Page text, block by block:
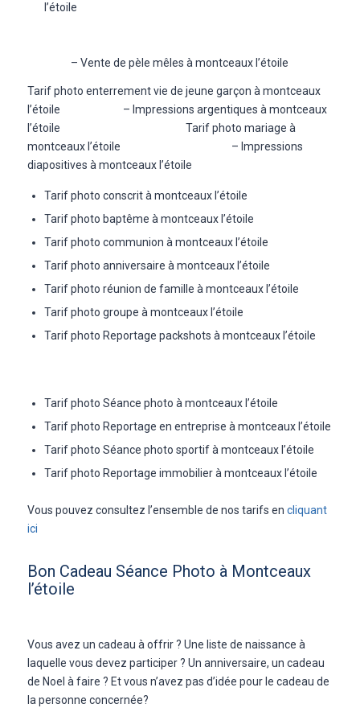
l’étoile
– Vente de pèle mêles à montceaux l’étoile
Tarif photo enterrement vie de jeune garçon à montceaux
l’étoile – Impressions argentiques à montceaux
l’étoile Tarif photo mariage à
montceaux l’étoile – Impressions
diapositives à montceaux l’étoile
Tarif photo conscrit à montceaux l’étoile
Tarif photo baptême à montceaux l’étoile
Tarif photo communion à montceaux l’étoile
Tarif photo anniversaire à montceaux l’étoile
Tarif photo réunion de famille à montceaux l’étoile
Tarif photo groupe à montceaux l’étoile
Tarif photo Reportage packshots à montceaux l’étoile
Tarif photo Séance photo à montceaux l’étoile
Tarif photo Reportage en entreprise à montceaux l’étoile
Tarif photo Séance photo sportif à montceaux l’étoile
Tarif photo Reportage immobilier à montceaux l’étoile
Vous pouvez consultez l’ensemble de nos tarifs en cliquant
ici
Bon Cadeau Séance Photo à Montceaux
l’étoile
Vous avez un cadeau à offrir ? Une liste de naissance à
laquelle vous devez participer ? Un anniversaire, un cadeau
de Noel à faire ? Et vous n’avez pas d’idée pour le cadeau de
la personne concernée?